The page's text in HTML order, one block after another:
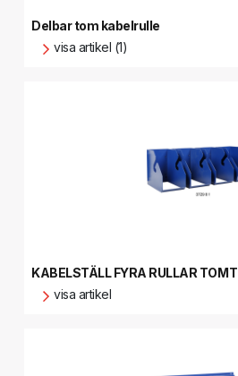
Delbar tom kabelrulle
visa artikel (1)
KABELSTÄLL FYRA RULLAR TOMT
visa artikel